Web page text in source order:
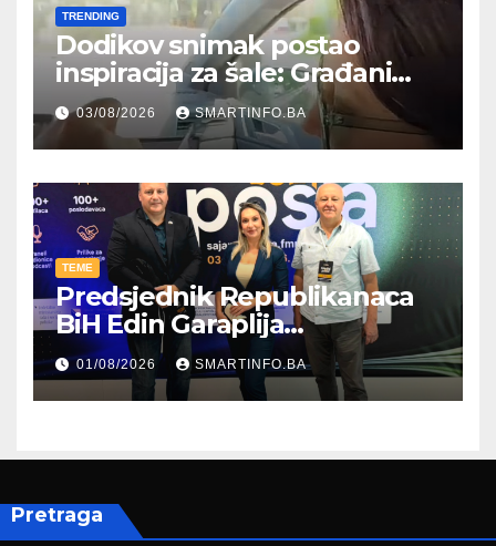
TRENDING
Dodikov snimak postao
inspiracija za šale: Građani
kroz parodiju poslali poruku
03/08/2026 SMARTINFO.BA
TEME
Predsjednik Republikanaca
BiH Edin Garaplija
prisustvovao prezentaciji
Federalnog sajma
zapošljavanja
01/08/2026 SMARTINFO.BA
Pretraga